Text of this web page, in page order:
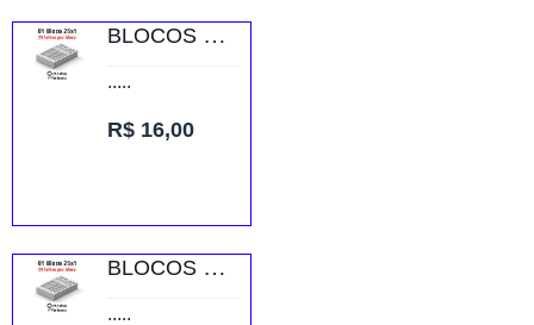
BLOCOS E TALÕES 25 FOLHAS AP 56G 25X1 150X105MM
.....
R$ 16,00
BLOCOS E TALÕES 25 FOLHAS AP 56G 25X1 300X210MM
.....